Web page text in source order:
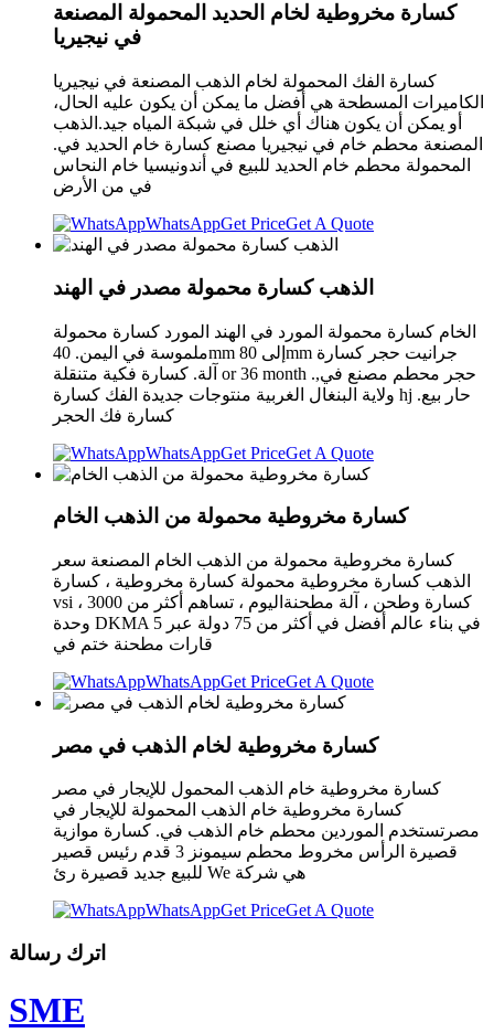
كسارة مخروطية لخام الحديد المحمولة المصنعة
في نيجيريا
كسارة الفك المحمولة لخام الذهب المصنعة في نيجيريا
الكاميرات المسطحة هي أفضل ما يمكن أن يكون عليه الحال،
أو يمكن أن يكون هناك أي خلل في شبكة المياه جيد.الذهب
المصنعة محطم خام في نيجيريا مصنع كسارة خام الحديد في.
المحمولة محطم خام الحديد للبيع في أندونيسيا خام النحاس
في من الأرض
WhatsAppGet PriceGet A Quote
الذهب كسارة محمولة مصدر في الهند
الخام كسارة محمولة المورد في الهند المورد كسارة محمولة
ملموسة في اليمن. 40mm إلى 80mm جرانيت حجر كسارة
آلة. كسارة فكية متنقلة or 36 month .,حجر محطم مصنع في
ولاية البنغال الغربية منتوجات جديدة الفك كسارة hj .حار بيع
كسارة فك الحجر
WhatsAppGet PriceGet A Quote
كسارة مخروطية محمولة من الذهب الخام
كسارة مخروطية محمولة من الذهب الخام المصنعة سعر
الذهب كسارة مخروطية محمولة كسارة مخروطية ، كسارة
vsi ، كسارة وطحن ، آلة مطحنةاليوم ، تساهم أكثر من 3000
وحدة DKMA في بناء عالم أفضل في أكثر من 75 دولة عبر 5
قارات مطحنة ختم في
WhatsAppGet PriceGet A Quote
كسارة مخروطية لخام الذهب في مصر
كسارة مخروطية خام الذهب المحمول للإيجار في مصر
كسارة مخروطية خام الذهب المحمولة للإيجار في
مصرتستخدم الموردين محطم خام الذهب في. كسارة موازية
قصيرة الرأس مخروط محطم سيمونز 3 قدم رئيس قصير
للبيع جديد قصيرة رئ We هي شركة
WhatsAppGet PriceGet A Quote
اترك رسالة
SME